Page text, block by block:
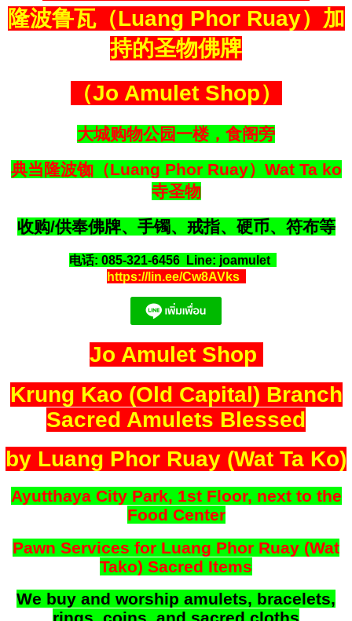
隆波鲁瓦（Luang Phor Ruay）加
持的圣物佛牌
（Jo Amulet Shop）
大城购物公园一楼，食阁旁
典当隆波铷（Luang Phor Ruay）Wat Ta ko
寺圣物
收购/供奉佛牌、手镯、戒指、硬币、符布等
电话: 085-321-6456 Line: joamulet
https://lin.ee/Cw8AVks
Jo Amulet Shop
Krung Kao (Old Capital) Branch
Sacred Amulets Blessed
by Luang Phor Ruay (Wat Ta Ko)
Ayutthaya City Park, 1st Floor, next to the
Food Center
Pawn Services for Luang Phor Ruay (Wat
Tako) Sacred Items
We buy and worship amulets, bracelets,